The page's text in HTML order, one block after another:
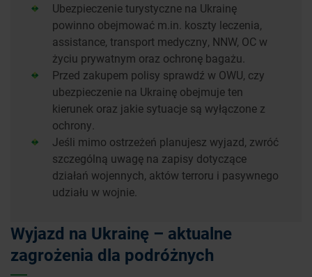
Ubezpieczenie turystyczne na Ukrainę
powinno obejmować m.in. koszty leczenia,
assistance, transport medyczny, NNW, OC w
życiu prywatnym oraz ochronę bagażu.
Przed zakupem polisy sprawdź w OWU, czy
ubezpieczenie na Ukrainę obejmuje ten
kierunek oraz jakie sytuacje są wyłączone z
ochrony.
Jeśli mimo ostrzeżeń planujesz wyjazd, zwróć
szczególną uwagę na zapisy dotyczące
działań wojennych, aktów terroru i pasywnego
udziału w wojnie.
Wyjazd na Ukrainę – aktualne
zagrożenia dla podróżnych